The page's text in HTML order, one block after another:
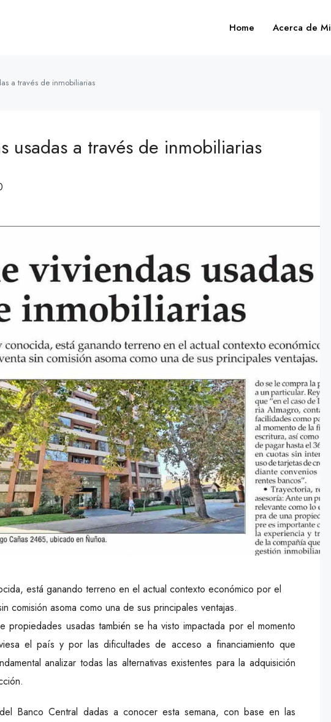
Home Acerca de Mi
a través de inmobiliarias
usadas a través de inmobiliarias
está ganando terreno en el actual contexto económico por el
comisión asoma como una de sus principales ventajas.
propiedades usadas también se ha visto impactada por el momento
el país y por las dificultades de acceso a financiamiento que
analizar todas las alternativas existentes para la adquisición
Banco Central dadas a conocer esta semana, con base en las